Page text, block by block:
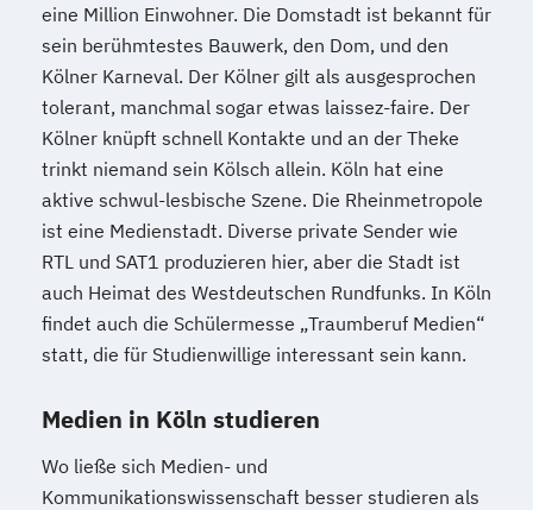
eine Million Einwohner. Die Domstadt ist bekannt für
sein berühmtestes Bauwerk, den Dom, und den
Kölner Karneval. Der Kölner gilt als ausgesprochen
tolerant, manchmal sogar etwas laissez-faire. Der
Kölner knüpft schnell Kontakte und an der Theke
trinkt niemand sein Kölsch allein. Köln hat eine
aktive schwul-lesbische Szene. Die Rheinmetropole
ist eine Medienstadt. Diverse private Sender wie
RTL und SAT1 produzieren hier, aber die Stadt ist
auch Heimat des Westdeutschen Rundfunks. In Köln
findet auch die Schülermesse „Traumberuf Medien“
statt, die für Studienwillige interessant sein kann.
Medien in Köln studieren
Wo ließe sich Medien- und
Kommunikationswissenschaft besser studieren als